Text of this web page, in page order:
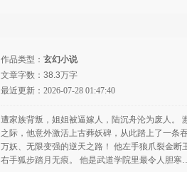
作品类型： 玄幻小说
文章字数： 38.3万字
最近更新：2026-07-28 01:47:40
遭家族背叛，姐姐被逼嫁人，陆沉舟沦为废人。
之际，他意外激活上古葬妖碑，从此踏上了一条
万妖、无限变强的逆天之路！ 他左手狼爪裂金断
右手狐步踏月无痕。 他是武道学院里最令人胆